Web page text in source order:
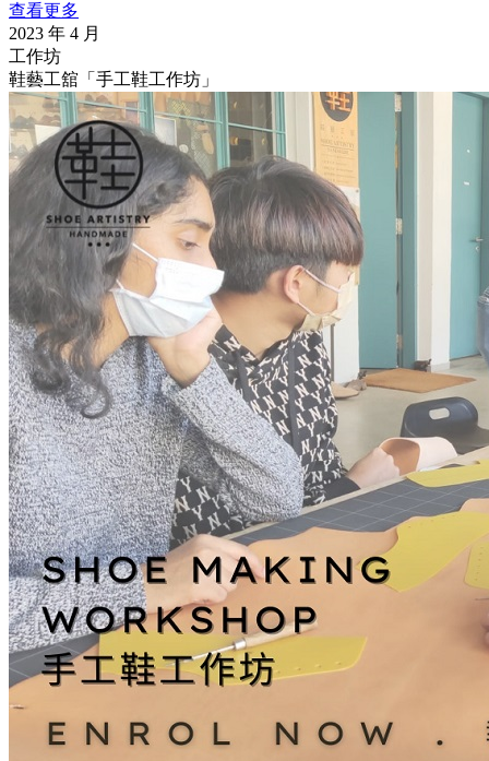
查看更多
2023 年 4 月
工作坊
鞋藝工舘「手工鞋工作坊」